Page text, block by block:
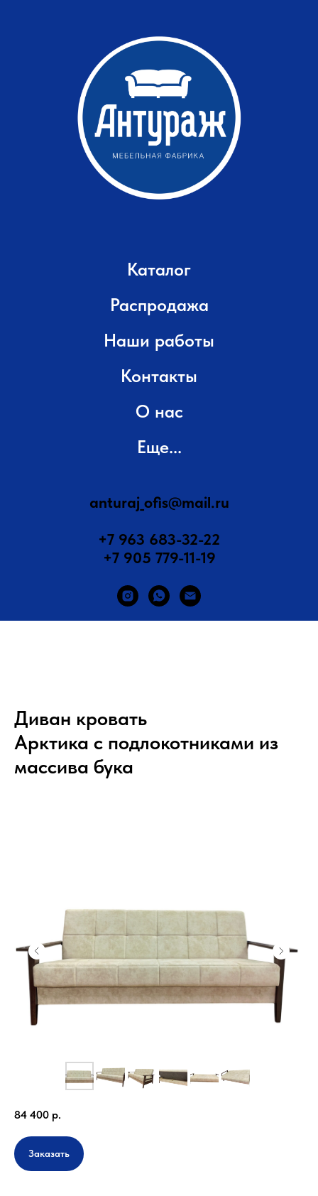
Каталог
Распродажа
Наши работы
Контакты
О нас
Еще...
anturaj_ofis@mail.ru
+7 963 683-32-22
+7 905 779-11-19
Диван кровать
Арктика с подлокотниками из
массива бука
84 400 р.
Заказать